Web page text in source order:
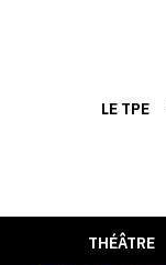
LE TPE
THÉÂTRE